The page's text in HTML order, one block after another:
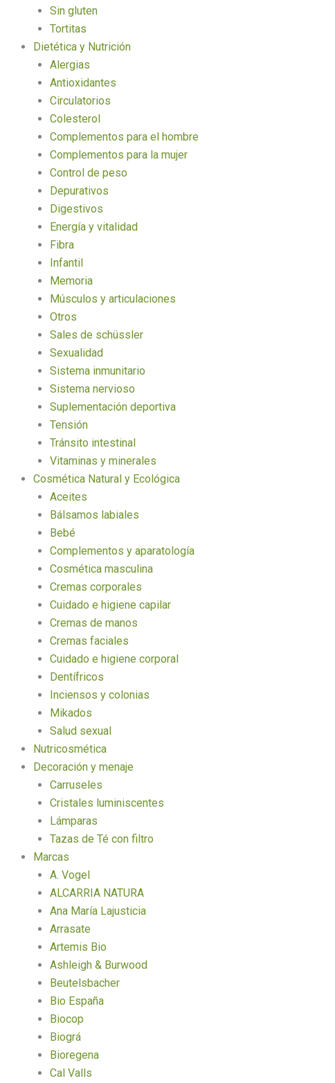
Sin gluten
Tortitas
Dietética y Nutrición
Alergias
Antioxidantes
Circulatorios
Colesterol
Complementos para el hombre
Complementos para la mujer
Control de peso
Depurativos
Digestivos
Energía y vitalidad
Fibra
Infantil
Memoria
Músculos y articulaciones
Otros
Sales de schüssler
Sexualidad
Sistema inmunitario
Sistema nervioso
Suplementación deportiva
Tensión
Tránsito intestinal
Vitaminas y minerales
Cosmética Natural y Ecológica
Aceites
Bálsamos labiales
Bebé
Complementos y aparatología
Cosmética masculina
Cremas corporales
Cuidado e higiene capilar
Cremas de manos
Cremas faciales
Cuidado e higiene corporal
Dentífricos
Inciensos y colonias
Mikados
Salud sexual
Nutricosmética
Decoración y menaje
Carruseles
Cristales luminiscentes
Lámparas
Tazas de Té con filtro
Marcas
A. Vogel
ALCARRIA NATURA
Ana María Lajusticia
Arrasate
Artemis Bio
Ashleigh & Burwood
Beutelsbacher
Bio España
Biocop
Biográ
Bioregena
Cal Valls